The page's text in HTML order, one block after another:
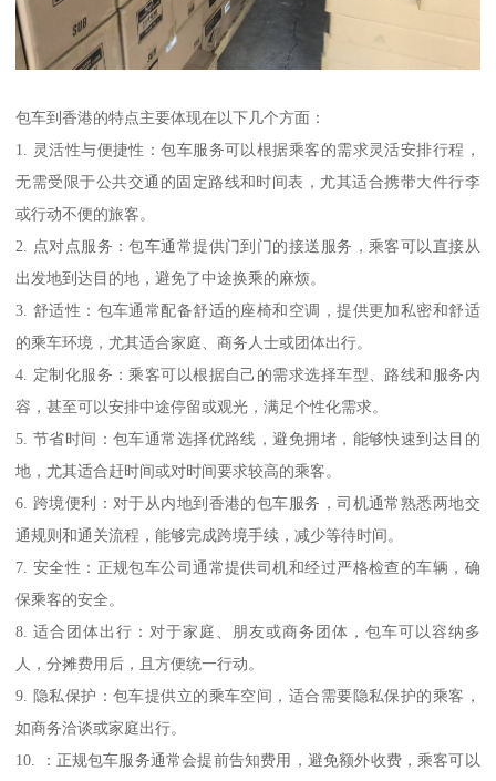
包车到香港的特点主要体现在以下几个方面：
1. 灵活性与便捷性：包车服务可以根据乘客的需求灵活安排行程，
无需受限于公共交通的固定路线和时间表，尤其适合携带大件行李
或行动不便的旅客。
2. 点对点服务：包车通常提供门到门的接送服务，乘客可以直接从
出发地到达目的地，避免了中途换乘的麻烦。
3. 舒适性：包车通常配备舒适的座椅和空调，提供更加私密和舒适
的乘车环境，尤其适合家庭、商务人士或团体出行。
4. 定制化服务：乘客可以根据自己的需求选择车型、路线和服务内
容，甚至可以安排中途停留或观光，满足个性化需求。
5. 节省时间：包车通常选择优路线，避免拥堵，能够快速到达目的
地，尤其适合赶时间或对时间要求较高的乘客。
6. 跨境便利：对于从内地到香港的包车服务，司机通常熟悉两地交
通规则和通关流程，能够完成跨境手续，减少等待时间。
7. 安全性：正规包车公司通常提供司机和经过严格检查的车辆，确
保乘客的安全。
8. 适合团体出行：对于家庭、朋友或商务团体，包车可以容纳多
人，分摊费用后，且方便统一行动。
9. 隐私保护：包车提供立的乘车空间，适合需要隐私保护的乘客，
如商务洽谈或家庭出行。
10. ：正规包车服务通常会提前告知费用，避免额外收费，乘客可以